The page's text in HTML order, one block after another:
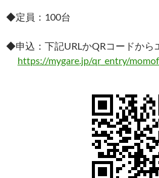
◆定員：100台
◆申込：下記URLかQRコードから
https://mygare.jp/qr_entry/